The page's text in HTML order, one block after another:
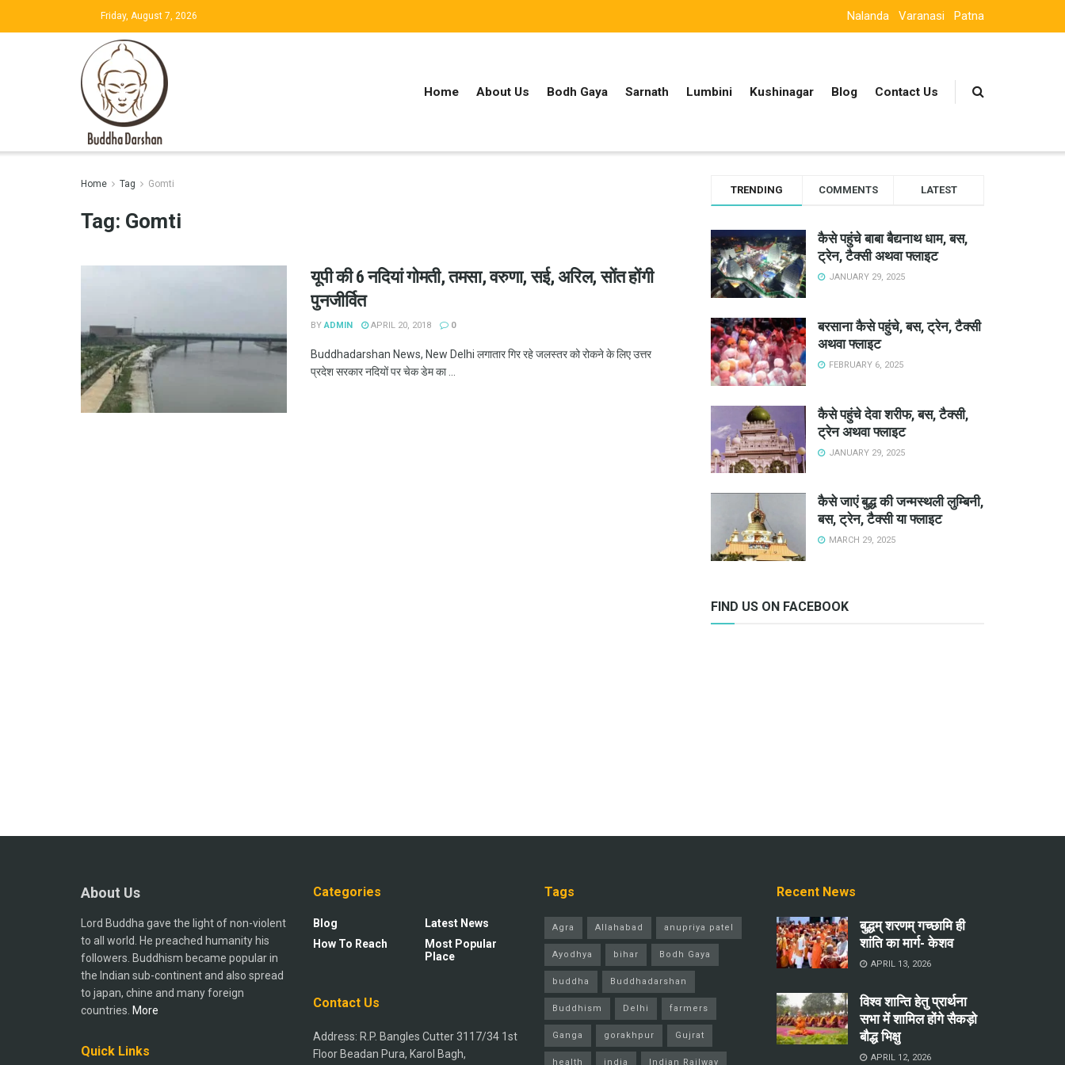
Friday, August 7, 2026 Nalanda Varanasi Patna
Home About Us Bodh Gaya Sarnath Lumbini Kushinagar Blog Contact Us
Home Tag Gomti
Tag: Gomti
यूपी की 6 नदियां गोमती, तमसा, वरुणा, सई, अरिल, सोंत होंगी
पुनजीर्वित
BY ADMIN APRIL 20, 2018 0
Buddhadarshan News, New Delhi लगातार गिर रहे जलस्तर को रोकने के लिए उत्तर
प्रदेश सरकार नदियों पर चेक डेम का ...
TRENDING COMMENTS LATEST
कैसे पहुंचे बाबा बैद्यनाथ धाम, बस,
ट्रेन, टैक्सी अथवा फ्लाइट
JANUARY 29, 2025
बरसाना कैसे पहुंचे, बस, ट्रेन, टैक्सी
अथवा फ्लाइट
FEBRUARY 6, 2025
कैसे पहुंचे देवा शरीफ, बस, टैक्सी,
ट्रेन अथवा फ्लाइट
JANUARY 29, 2025
कैसे जाएं बुद्ध की जन्मस्थली लुम्बिनी,
बस, ट्रेन, टैक्सी या फ्लाइट
MARCH 29, 2025
FIND US ON FACEBOOK
About Us
Lord Buddha gave the light of non-violent
to all world. He preached humanity his
followers. Buddhism became popular in
the Indian sub-continent and also spread
to japan, chine and many foreign
countries. More
Quick Links
Categories
Blog
How To Reach
Latest News
Most Popular
Place
Contact Us
Address: R.P. Bangles Cutter 3117/34 1st
Floor Beadan Pura, Karol Bagh,
Tags
Agra Allahabad anupriya patel
Ayodhya bihar Bodh Gaya
buddha Buddhadarshan
Buddhism Delhi farmers
Ganga gorakhpur Gujrat
health india Indian Railway
Recent News
बुद्धम् शरणम् गच्छामि ही
शांति का मार्ग- केशव
APRIL 13, 2026
विश्व शान्ति हेतु प्रार्थना
सभा में शामिल होंगे सैकड़ो
बौद्ध भिक्षु
APRIL 12, 2026